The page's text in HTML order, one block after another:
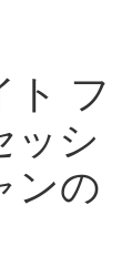
ト フ
ッシ
ンの